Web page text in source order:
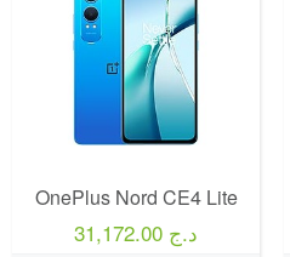
OnePlus Nord CE4 Lite
31,172.00 د.ج